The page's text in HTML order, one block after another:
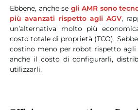
Ebbene, anche se gli AMR sono
più avanzati rispetto agli AGV,
un’alternativa molto più
costo totale di proprietà (TCO).
costino meno per robot rispetto agli
anche il costo di configurarli,
utilizzarli.